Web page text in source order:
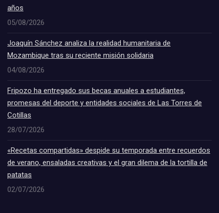
años
05/08/2026
Joaquín Sánchez analiza la realidad humanitaria de
Mozambique tras su reciente misión solidaria
04/08/2026
Fripozo ha entregado sus becas anuales a estudiantes,
promesas del deporte y entidades sociales de Las Torres de
Cotillas
28/07/2026
«Recetas compartidas» despide su temporada entre recuerdos
de verano, ensaladas creativas y el gran dilema de la tortilla de
patatas
02/07/2026